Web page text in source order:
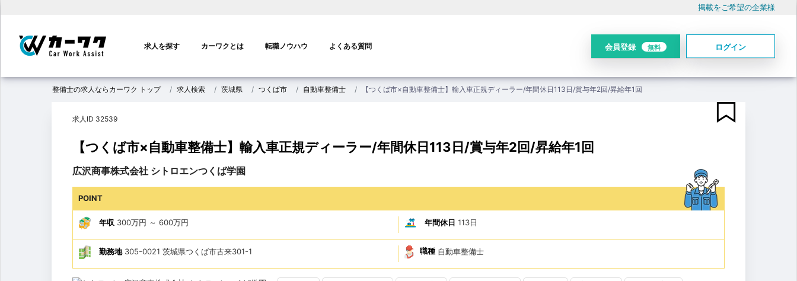
掲載をご希望の企業様
ン
ビ
ゲ
ン
求人を探す カーワクとは 転職ノウハウ よくある質問 会員登録 無料 ログイン
整備士の求人ならカーワク トップ 求人検索 茨城県 つくば市 自動車整備士 【つくば市×自動車整備士】輸入車正規ディーラー/年間休日113日/賞与年2回/昇給年1回
求人ID 32539
【つくば市×自動車整備士】輸入車正規ディーラー/年間休日113日/賞与年2回/昇給年1回
広沢商事株式会社 シトロエンつくば学園
POINT
年収 300万円 ～ 600万円 年間休日 113日
勤務地305-0021 茨城県つくば市古来301-1 職種 自動車整備士